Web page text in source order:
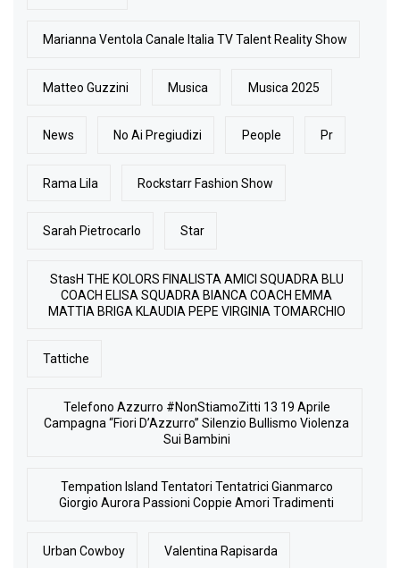
Marianna Ventola Canale Italia TV Talent Reality Show
Matteo Guzzini Musica Musica 2025
News No Ai Pregiudizi People Pr
Rama Lila Rockstarr Fashion Show
Sarah Pietrocarlo Star
StasH THE KOLORS FINALISTA AMICI SQUADRA BLU
COACH ELISA SQUADRA BIANCA COACH EMMA
MATTIA BRIGA KLAUDIA PEPE VIRGINIA TOMARCHIO
Tattiche
Telefono Azzurro #NonStiamoZitti 13 19 Aprile
Campagna “Fiori D’Azzurro” Silenzio Bullismo Violenza
Sui Bambini
Tempation Island Tentatori Tentatrici Gianmarco
Giorgio Aurora Passioni Coppie Amori Tradimenti
Urban Cowboy Valentina Rapisarda